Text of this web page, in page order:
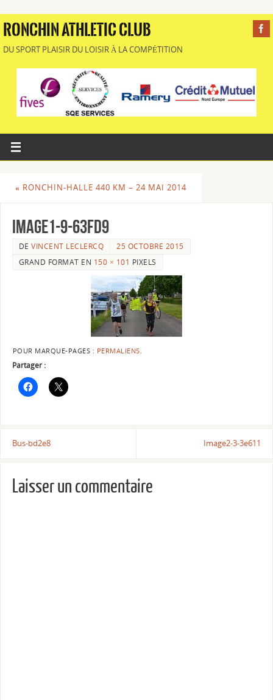
RONCHIN ATHLETIC CLUB
DU SPORT PLAISIR DU LOISIR À LA COMPÉTITION
« RONCHIN-HALLE 440 KM – 24 MAI 2014
Image1-9-63fd9
DEVINCENT LECLERCQ
25 OCTOBRE 2015
GRAND FORMAT EN 150 × 101 PIXELS
POUR MARQUE-PAGES : PERMALIENS.
Partager :
Bus-bd2e8 Image2-3-3e611
Laisser un commentaire